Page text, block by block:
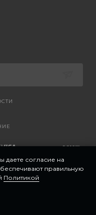
даете согласие на
правильную
Политикой